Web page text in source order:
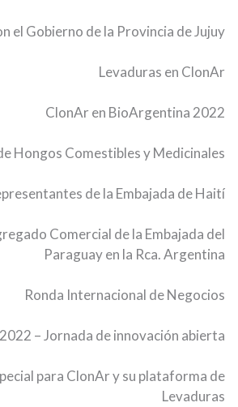
el Gobierno de la Provincia de Jujuy
Levaduras en ClonAr
ClonAr en BioArgentina 2022
Hongos Comestibles y Medicinales
de la Embajada de Haití
Comercial de la Embajada del
Paraguay en la Rca. Argentina
Ronda Internacional de Negocios
– Jornada de innovación abierta
para ClonAr y su plataforma de
Levaduras